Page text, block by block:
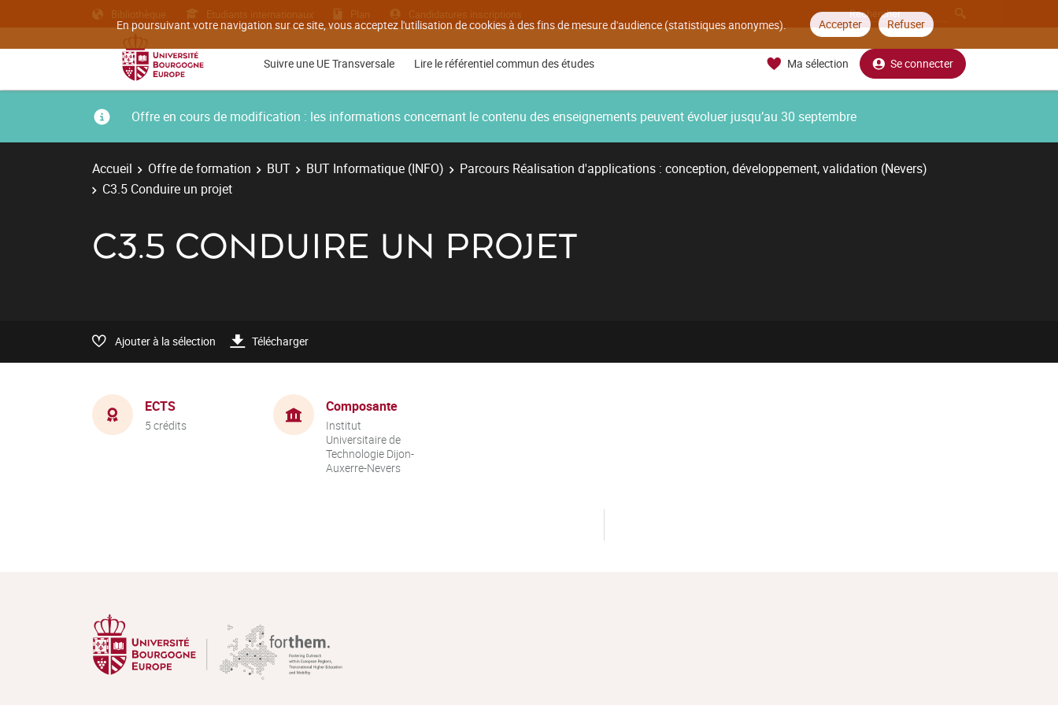
En poursuivant votre navigation sur ce site, vous acceptez l'utilisation de cookies à des fins de mesure d'audience (statistiques anonymes). Accepter Refuser
Bibliothèque Etudiants internationaux Plan Candidatures inscriptions
Suivre une UE Transversale Lire le référentiel commun des études Ma sélection Se connecter
Offre en cours de modification : les informations concernant le contenu des enseignements peuvent évoluer jusqu’au 30 septembre
Accueil Offre de formation BUT BUT Informatique (INFO)
Parcours Réalisation d'applications : conception, développement, validation (Nevers)
C3.5 Conduire un projet
C3.5 CONDUIRE UN PROJET
Ajouter à la sélection Télécharger
ECTS
5 crédits
Composante
Institut
Universitaire de
Technologie Dijon-
Auxerre-Nevers